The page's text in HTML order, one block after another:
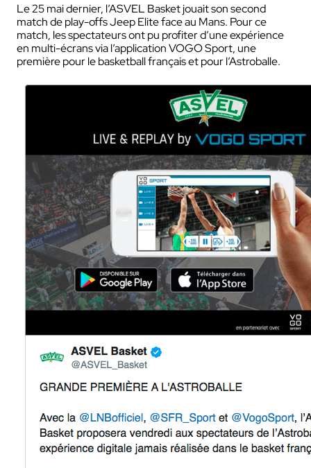
Le 25 mai dernier, l’ASVEL Basket jouait son second
match de play-offs Jeep Elite face au Mans. Pour ce
match, les spectateurs ont pu profiter d’une expérience
en multi-écrans via l’application VOGO Sport, une
première pour le basketball français et pour l’Astroballe.